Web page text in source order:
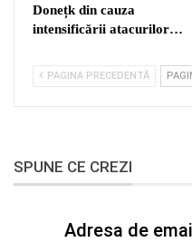
Donețk din cauza
intensificării atacurilor…
PAGINA PRECEDENTĂ
SPUNE CE CREZI
Adresa de